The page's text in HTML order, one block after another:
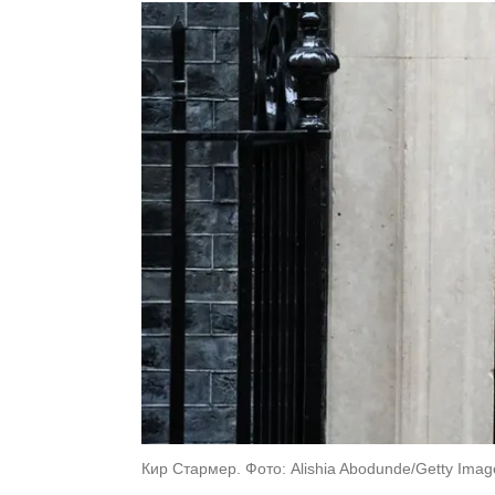
Кир Стармер. Фото: Alishia Abodunde/Getty